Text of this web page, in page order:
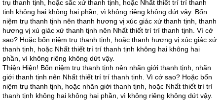
trụ thanh tịnh, hoặc sắc xứ thanh tịnh, hoặc Nhất thiết trí trí thanh
tịnh không hai không hai phần, vì không riêng không dứt vậy. Bốn
niệm trụ thanh tịnh nên thanh hương vị xúc giác xứ thanh tịnh, thanh
hương vị xú giác xứ thanh tịnh nên Nhất thiết trí trí thanh tịnh. Vì cớ
sao? Hoặc bốn niệm trụ thanh tịnh, hoặc thanh hương vị xúc giác xứ
thanh tịnh, hoặc Nhất thiết trí trí thanh tịnh không hai không hai
phần, vì không riêng không dứt vậy.
Thiện Hiện! Bốn niệm trụ thanh tịnh nên nhãn giới thanh tịnh, nhãn
giới thanh tịnh nên Nhất thiết trí trí thanh tịnh. Vì cớ sao? Hoặc bốn
niệm trụ thanh tịnh, hoặc nhãn giới thanh tịnh, hoặc Nhất thiết trí trí
thanh tịnh không hai không hai phần, vì không riêng không dứt vậy.